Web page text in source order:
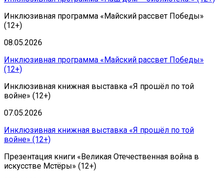
Инклюзивная программа «Майский рассвет Победы»
(12+)
08.05.2026
Инклюзивная программа «Майский рассвет Победы»
(12+)
Инклюзивная книжная выставка «Я прошёл по той
войне» (12+)
07.05.2026
Инклюзивная книжная выставка «Я прошёл по той
войне» (12+)
Презентация книги «Великая Отечественная война в
искусстве Мстёры» (12+)